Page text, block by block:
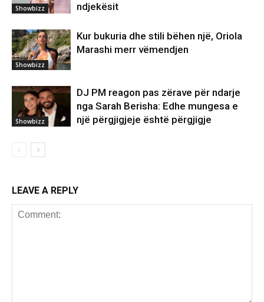
Showbizz
ndjekësit
Showbizz
Kur bukuria dhe stili bëhen një, Oriola
Marashi merr vëmendjen
Showbizz
DJ PM reagon pas zërave për ndarje
nga Sarah Berisha: Edhe mungesa e
një përgjigjeje është përgjigje
LEAVE A REPLY